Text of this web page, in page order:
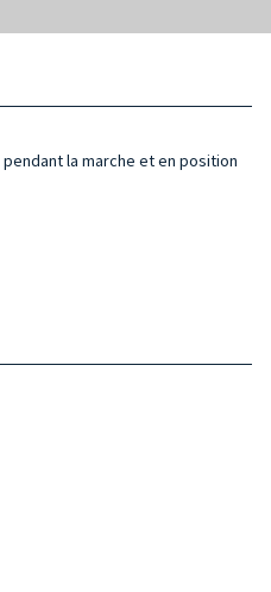
pendant la marche et en position